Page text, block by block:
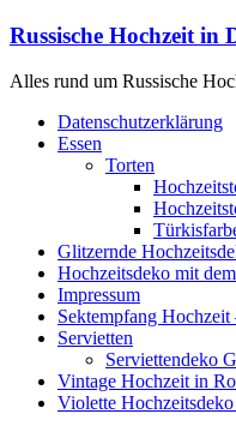
Zum
springen
Russische Hochzeit in
Alles rund um Russische
Menü
Datenschutzerklärung
Essen
Torten
Glitzernde
Hochzeitsdeko mit
Impressum
Sektempfang
Servietten
Serviettendeko
Vintage Hochzeit in
Violette